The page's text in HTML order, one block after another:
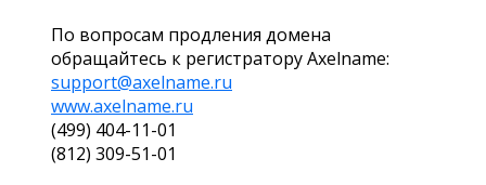
По вопросам продления домена
обращайтесь к регистратору Axelname:
support@axelname.ru
www.axelname.ru
(499) 404-11-01
(812) 309-51-01